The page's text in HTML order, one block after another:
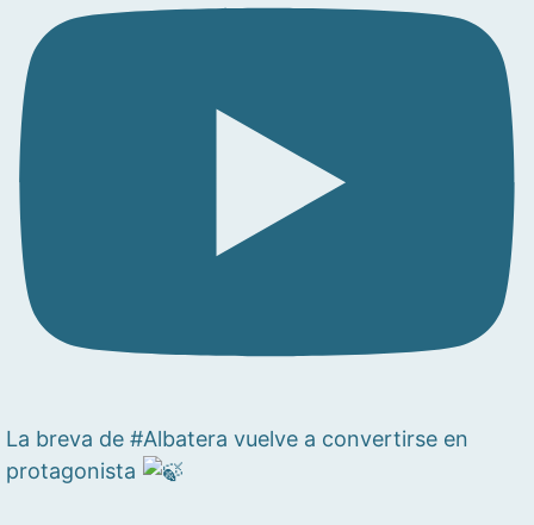
La breva de #Albatera vuelve a convertirse en
protagonista